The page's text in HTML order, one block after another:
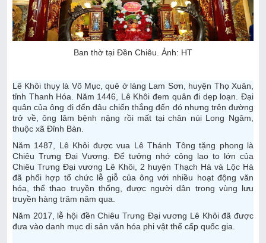
Ban thờ tại Đền Chiêu. Ảnh: HT
Lê Khôi thụy là Võ Mục, quê ở làng Lam Sơn, huyện Thọ Xuân,
tỉnh Thanh Hóa. Năm 1446, Lê Khôi đem quân đi dẹp loạn. Đại
quân của ông đi đến đâu chiến thắng đến đó nhưng trên đường
trở về, ông lâm bệnh nặng rồi mất tại chân núi Long Ngâm,
thuộc xã Đỉnh Bàn.
Năm 1487, Lê Khôi được vua Lê Thánh Tông tặng phong là
Chiêu Trưng Đại Vương. Để tưởng nhớ công lao to lớn của
Chiêu Trưng Đại vương Lê Khôi, 2 huyện Thạch Hà và Lộc Hà
đã phối hợp tổ chức lễ giỗ của ông với nhiều hoạt động văn
hóa, thể thao truyền thống, được người dân trong vùng lưu
truyền hàng trăm năm qua.
Năm 2017, lễ hội đền Chiêu Trưng Đại vương Lê Khôi đã được
đưa vào danh mục di sản văn hóa phi vật thể cấp quốc gia.